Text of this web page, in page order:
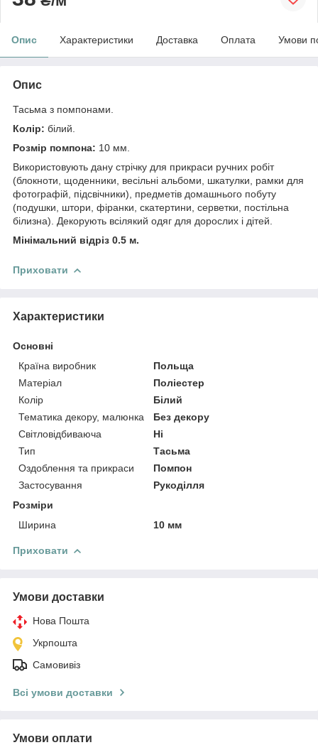
Опис Характеристики Доставка Оплата Умови
Опис
Тасьма з помпонами.
Колір: білий.
Розмір помпона: 10 мм.
Використовують дану стрічку для прикраси ручних робіт
(блокноти, щоденники, весільні альбоми, шкатулки, рамки для
фотографій, підсвічники), предметів домашнього побуту
(подушки, штори, фіранки, скатертини, серветки, постільна
білизна). Декорують всілякий одяг для дорослих і дітей.
Мінімальний відріз 0.5 м.
Приховати
Характеристики
Основні
Країна виробник
Польща
Матеріал
Поліестер
Колір
Білий
Тематика декору, малюнка
Без декору
Світловідбиваюча
Ні
Тип
Тасьма
Оздоблення та прикраси
Помпон
Застосування
Рукоділля
Розміри
Ширина
10 мм
Приховати
Умови доставки
Нова Пошта
Укрпошта
Самовивіз
Всі умови доставки
Умови оплати